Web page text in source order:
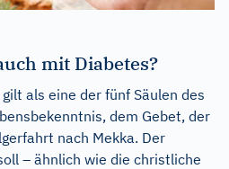
mit Diabetes?
als eine der fünf Säulen des
dem Gebet, der
nach Mekka. Der
– ähnlich wie die christliche